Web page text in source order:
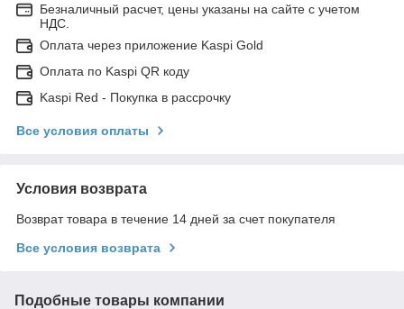
Безналичный расчет, цены указаны на сайте с учетом
НДС.
Оплата через приложение Kaspi Gold
Оплата по Kaspi QR коду
Kaspi Red - Покупка в рассрочку
Все условия оплаты
Условия возврата
Возврат товара в течение 14 дней за счет покупателя
Все условия возврата
Подобные товары компании